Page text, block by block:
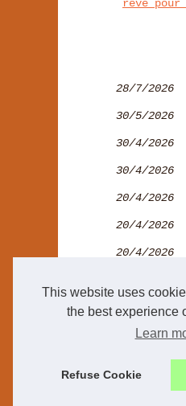
This website uses
the best experience
Learn
Refuse Cookie
rêve pour
28/7/2026
30/5/2026
30/4/2026
30/4/2026
20/4/2026
20/4/2026
20/4/2026
13/4/2026